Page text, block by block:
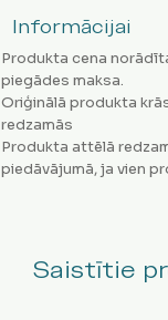
Informācijai
Produkta cena
piegādes maksa.
Oriģinālā produkta
redzamās
Produkta attēlā
piedāvājumā, ja vien
Saistītie